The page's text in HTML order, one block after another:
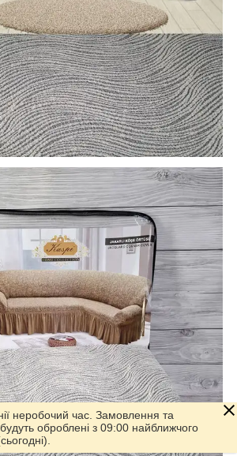
неробочий час. Замовлення та
оброблені з 09:00 найближчого